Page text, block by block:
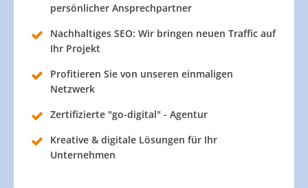
persönlicher Ansprechpartner
Nachhaltiges SEO: Wir bringen neuen Traffic auf
Ihr Projekt
Profitieren Sie von unseren einmaligen
Netzwerk
Zertifizierte "go-digital" - Agentur
Kreative & digitale Lösungen für Ihr
Unternehmen